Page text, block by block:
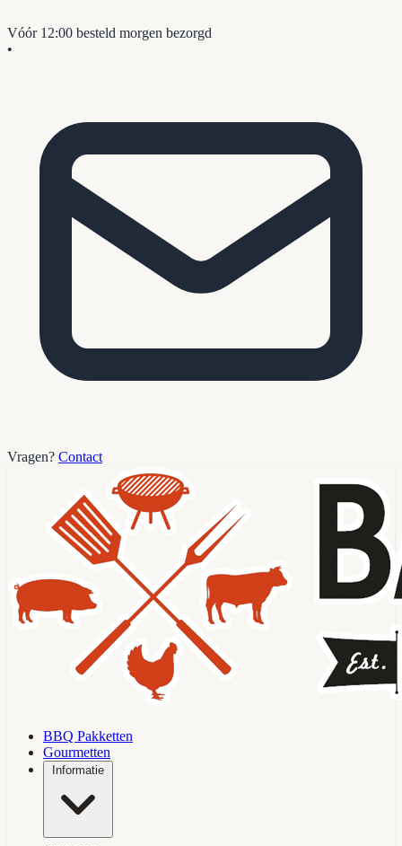
Vóór 12:00 besteld morgen bezorgd
•
Vragen? Contact
BBQ Pakketten
Gourmetten
Informatie